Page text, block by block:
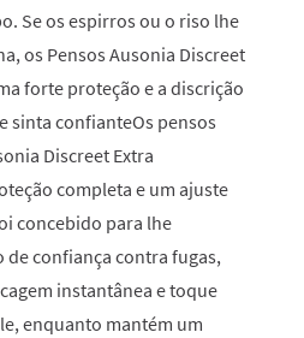
Se os espirros ou o riso lhe
os Pensos Ausonia Discreet
forte proteção e a discrição
sinta confianteOs pensos
Discreet Extra
completa e um ajuste
concebido para lhe
confiança contra fugas,
instantânea e toque
enquanto mantém um